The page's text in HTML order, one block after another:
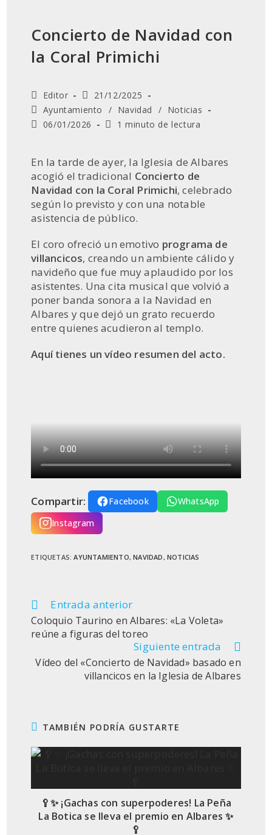
Concierto de Navidad con
la Coral Primichi
Autor
de
la
entrada:
Editor
Publicación
de
entrada:
21/12/2025
Categoría
de
Ayuntamiento / Navidad / Noticias
Última
la
entrada:
06/01/2026
Tiempo
1 minuto de lectura
En la tarde de ayer, la Iglesia de Albares
acogió el tradicional Concierto de
Navidad con la Coral Primichi, celebrado
según lo previsto y con una notable
asistencia de público.
El coro ofreció un emotivo programa de
villancicos, creando un ambiente cálido y
navideño que fue muy aplaudido por los
asistentes. Una cita musical que volvió a
poner banda sonora a la Navidad en
Albares y que dejó un grato recuerdo
entre quienes acudieron al templo.
Aquí tienes un vídeo resumen del acto.
Compartir: Facebook
WhatsApp
Instagram
ETIQUETAS:AYUNTAMIENTO, NAVIDAD , NOTICIAS
Leer
más
artículos
Entrada anterior
Coloquio Taurino en Albares: «La Voleta»
reúne a figuras del toreo
Siguiente entrada
Vídeo del «Concierto de Navidad» basado en
villancicos en la Iglesia de Albares
TAMBIÉN PODRÍA GUSTARTE
🥄✨ ¡Gachas con superpoderes! La Peña
La Botica se lleva el premio en Albares ✨
🥄